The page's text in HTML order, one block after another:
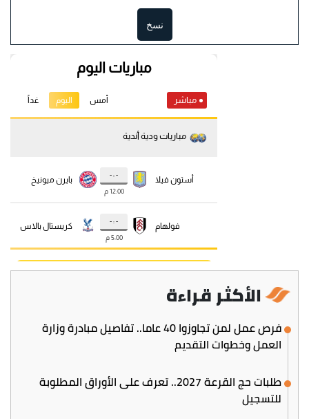
نسخ
الأكثر قراءة
فرص عمل لمن تجاوزوا 40 عاما.. تفاصيل مبادرة وزارة
العمل وخطوات التقديم
طلبات حج القرعة 2027.. تعرف على الأوراق المطلوبة
للتسجيل